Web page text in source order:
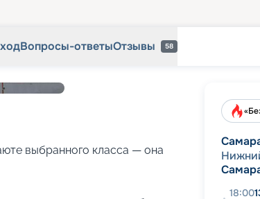
Вопросы-ответыОтзывы 58
выбранного класса — она
18:00